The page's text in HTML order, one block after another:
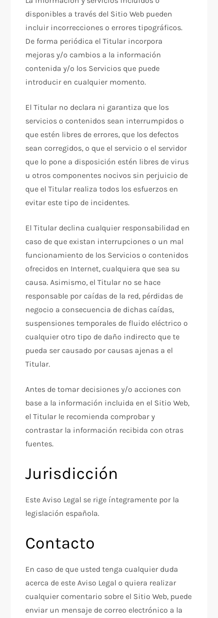
disponibles a través del Sitio Web pueden
incluir incorrecciones o errores tipográficos.
De forma periódica el Titular incorpora
mejoras y/o cambios a la información
contenida y/o los Servicios que puede
introducir en cualquier momento.
El Titular no declara ni garantiza que los
servicios o contenidos sean interrumpidos o
que estén libres de errores, que los defectos
sean corregidos, o que el servicio o el servidor
que lo pone a disposición estén libres de virus
u otros componentes nocivos sin perjuicio de
que el Titular realiza todos los esfuerzos en
evitar este tipo de incidentes.
El Titular declina cualquier responsabilidad en
caso de que existan interrupciones o un mal
funcionamiento de los Servicios o contenidos
ofrecidos en Internet, cualquiera que sea su
causa. Asimismo, el Titular no se hace
responsable por caídas de la red, pérdidas de
negocio a consecuencia de dichas caídas,
suspensiones temporales de fluido eléctrico o
cualquier otro tipo de daño indirecto que te
pueda ser causado por causas ajenas a el
Titular.
Antes de tomar decisiones y/o acciones con
base a la información incluida en el Sitio Web,
el Titular le recomienda comprobar y
contrastar la información recibida con otras
fuentes.
Jurisdicción
Este Aviso Legal se rige íntegramente por la
legislación española.
Contacto
En caso de que usted tenga cualquier duda
acerca de este Aviso Legal o quiera realizar
cualquier comentario sobre el Sitio Web, puede
enviar un mensaje de correo electrónico a la